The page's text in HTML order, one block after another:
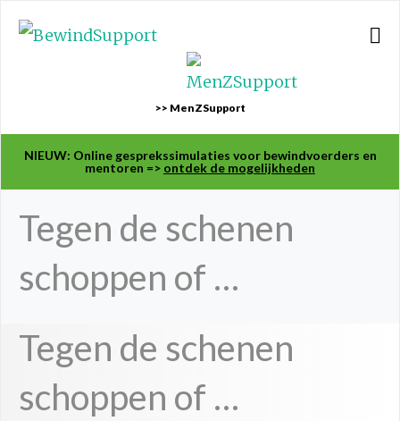
>> MenZSupport
NIEUW: Online gesprekssimulaties voor bewindvoerders en
mentoren => ontdek de mogelijkheden
Tegen de schenen
schoppen of …
Tegen de schenen
schoppen of …